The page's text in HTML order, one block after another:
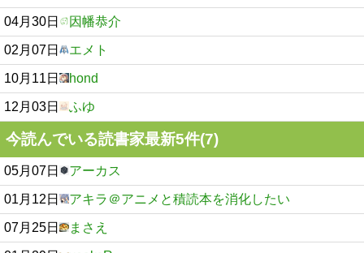
04月30日 因幡恭介
02月07日 エメト
10月11日 hond
12月03日 ふゆ
今読んでいる読書家最新5件(7)
05月07日 アーカス
01月12日 アキラ＠アニメと積読本を消化したい
07月25日 まさえ